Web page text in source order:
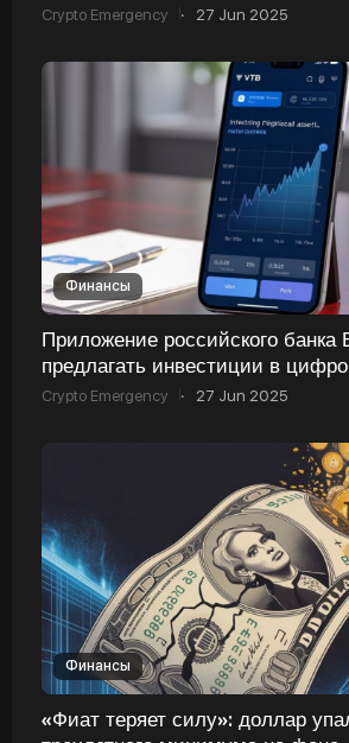
Crypto Emergency · 27 Jun 2025
Финансы
Приложение российского банка
предлагать инвестиции в
финансовые активы
Crypto Emergency · 27 Jun 2025
Финансы
«Фиат теряет силу»: доллар